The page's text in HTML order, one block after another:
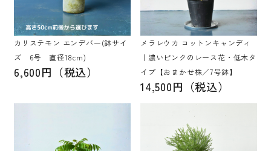
カリステモン エンデバー(鉢サイ
ズ 6号 直径18cm)
6,600円（税込）
メラレウカ コットンキャンディ
｜濃いピンクのレース花・低木タ
イプ【おまかせ株／7号鉢】
14,500円（税込）